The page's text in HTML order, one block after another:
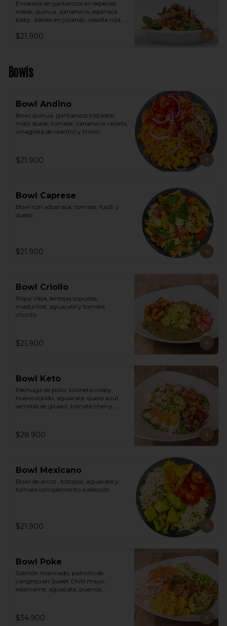
Ensalada de garbanzos en especies
indias, quinua, zanahoria, espinaca
baby, dátiles en julianas, cebolla roja,
$21.900
Bowls
Bowl Andino
Bowl quinua, garbanzos tostados,
maíz dulce, tomate, zanahoria rallada,
vinagreta de cilantro y limón.
$21.900
Bowl Caprese
Bowl con albahaca, tomate, fusilli y
queso.
$21.900
Bowl Criollo
Ropa Vieja, lentejas sopudas,
maduritos, aguacate y tomate
chonto.
$21.900
Bowl Keto
Pechuga de pollo, tocineta crispy,
huevo cocido, aguacate, queso azul,
semillas de girasol, tomate cherry,
$28.900
Bowl Mexicano
Bowl de arroz , totopos, aguacate y
tomate complemento a elección.
$21.900
Bowl Poke
Salmón marinado, palmito de
cangrejo en Sweet Chilli mayo,
edamame, aguacate, puerros
humedecido con vinagre de sushi.
Vinagreta asiática a base de Hoisin.
$34.900